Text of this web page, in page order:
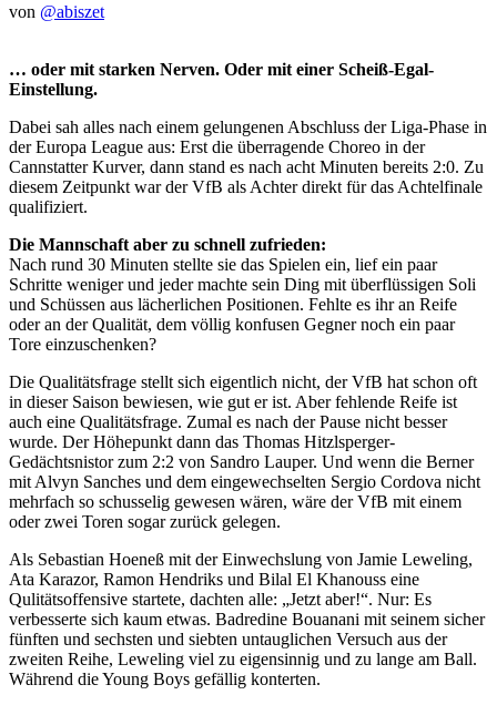
von @abiszet
… oder mit starken Nerven. Oder mit einer Scheiß-Egal-
Einstellung.
Dabei sah alles nach einem gelungenen Abschluss der Liga-Phase in
der Europa League aus: Erst die überragende Choreo in der
Cannstatter Kurver, dann stand es nach acht Minuten bereits 2:0. Zu
diesem Zeitpunkt war der VfB als Achter direkt für das Achtelfinale
qualifiziert.
Die Mannschaft aber zu schnell zufrieden:
Nach rund 30 Minuten stellte sie das Spielen ein, lief ein paar
Schritte weniger und jeder machte sein Ding mit überflüssigen Soli
und Schüssen aus lächerlichen Positionen. Fehlte es ihr an Reife
oder an der Qualität, dem völlig konfusen Gegner noch ein paar
Tore einzuschenken?
Die Qualitätsfrage stellt sich eigentlich nicht, der VfB hat schon oft
in dieser Saison bewiesen, wie gut er ist. Aber fehlende Reife ist
auch eine Qualitätsfrage. Zumal es nach der Pause nicht besser
wurde. Der Höhepunkt dann das Thomas Hitzlsperger-
Gedächtsnistor zum 2:2 von Sandro Lauper. Und wenn die Berner
mit Alvyn Sanches und dem eingewechselten Sergio Cordova nicht
mehrfach so schusselig gewesen wären, wäre der VfB mit einem
oder zwei Toren sogar zurück gelegen.
Als Sebastian Hoeneß mit der Einwechslung von Jamie Leweling,
Ata Karazor, Ramon Hendriks und Bilal El Khanouss eine
Qulitätsoffensive startete, dachten alle: „Jetzt aber!“. Nur: Es
verbesserte sich kaum etwas. Badredine Bouanani mit seinem sicher
fünften und sechsten und siebten untauglichen Versuch aus der
zweiten Reihe, Leweling viel zu eigensinnig und zu lange am Ball.
Während die Young Boys gefällig konterten.